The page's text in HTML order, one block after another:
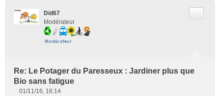
Did67
Modérateur
Re: Le Potager du Paresseux : Jardiner plus que
Bio sans fatigue
01/11/16, 16:14